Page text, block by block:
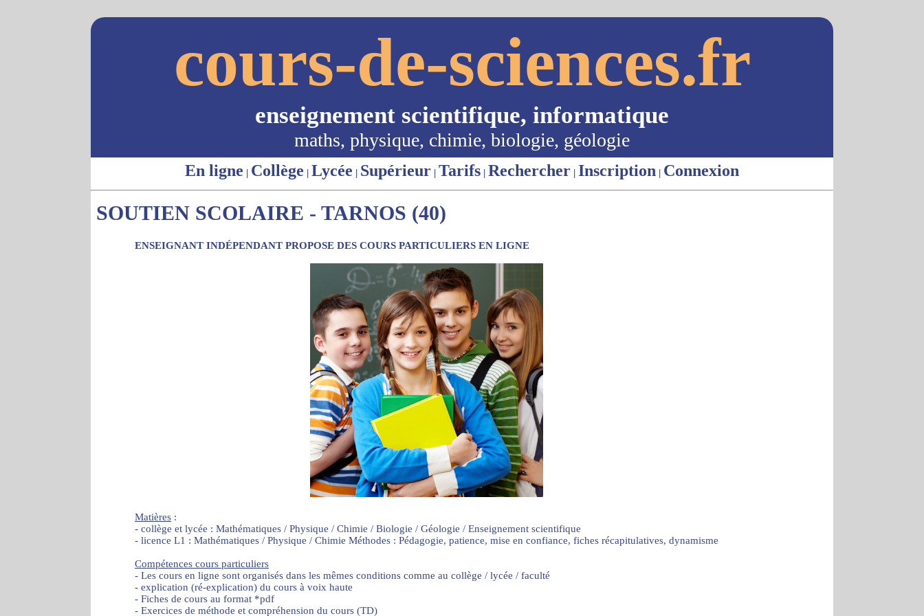
cours-de-sciences.fr
enseignement scientifique, informatique
maths, physique, chimie, biologie, géologie
En ligne | Collège | Lycée | Supérieur | Tarifs | Rechercher | Inscription | Connexion
SOUTIEN SCOLAIRE - TARNOS (40)
ENSEIGNANT INDÉPENDANT PROPOSE DES COURS PARTICULIERS EN LIGNE
Matières :
- collège et lycée : Mathématiques / Physique / Chimie / Biologie / Géologie / Enseignement scientifique
- licence L1 : Mathématiques / Physique / Chimie Méthodes : Pédagogie, patience, mise en confiance, fiches récapitulatives, dynamisme
Compétences cours particuliers
- Les cours en ligne sont organisés dans les mêmes conditions comme au collège / lycée / faculté
- explication (ré-explication) du cours à voix haute
- Fiches de cours au format *pdf
- Exercices de méthode et compréhension du cours (TD)